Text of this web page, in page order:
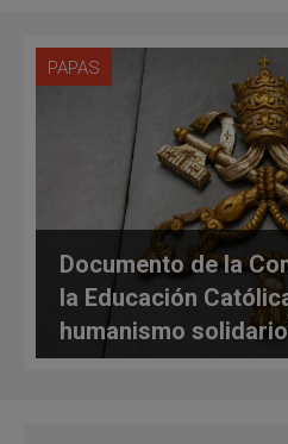
PAPAS
Documento de la
la Educación
humanismo